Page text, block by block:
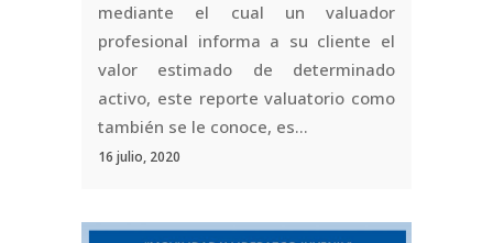
mediante el cual un valuador
profesional informa a su cliente el
valor estimado de determinado
activo, este reporte valuatorio como
también se le conoce, es...
16 julio, 2020